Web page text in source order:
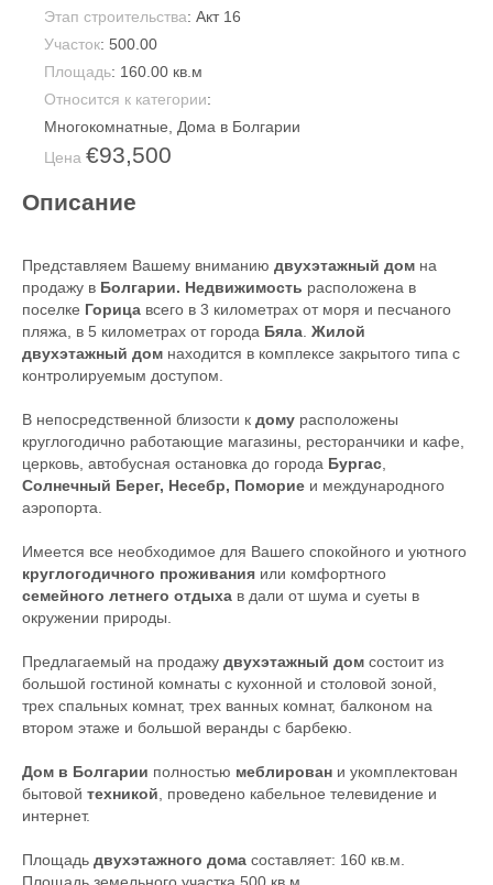
Этап строительства: Акт 16
Участок: 500.00
Площадь: 160.00 кв.м
Относится к категории:
Многокомнатные, Дома в Болгарии
Цена €93,500
Описание
Представляем Вашему вниманию двухэтажный дом на
продажу в Болгарии. Недвижимость расположена в
поселке Горица всего в 3 километрах от моря и песчаного
пляжа, в 5 километрах от города Бяла. Жилой
двухэтажный дом находится в комплексе закрытого типа с
контролируемым доступом.
В непосредственной близости к дому расположены
круглогодично работающие магазины, ресторанчики и кафе,
церковь, автобусная остановка до города Бургас,
Солнечный Берег, Несебр, Поморие и международного
аэропорта.
Имеется все необходимое для Вашего спокойного и уютного
круглогодичного проживания или комфортного
семейного летнего отдыха в дали от шума и суеты в
окружении природы.
Предлагаемый на продажу двухэтажный дом состоит из
большой гостиной комнаты с кухонной и столовой зоной,
трех спальных комнат, трех ванных комнат, балконом на
втором этаже и большой веранды с барбекю.
Дом в Болгарии полностью меблирован и укомплектован
бытовой техникой, проведено кабельное телевидение и
интернет.
Площадь двухэтажного дома составляет: 160 кв.м.